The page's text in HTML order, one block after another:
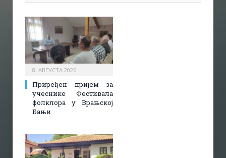
8. АВГУСТА 2026.
Приређен пријем за
учеснике Фестивала
фолклора у Врањској
Бањи